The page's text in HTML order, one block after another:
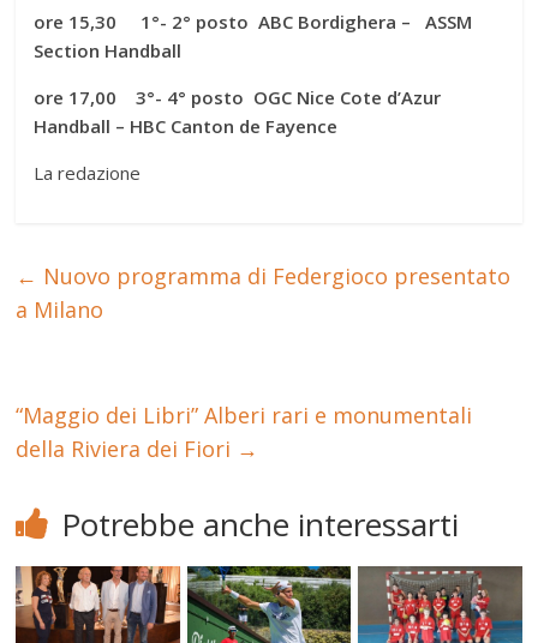
ore 15,30 1°- 2° posto ABC Bordighera – ASSM
Section Handball
ore 17,00 3°- 4° posto OGC Nice Cote d’Azur
Handball – HBC Canton de Fayence
La redazione
← Nuovo programma di Federgioco presentato
a Milano
“Maggio dei Libri” Alberi rari e monumentali
della Riviera dei Fiori →
Potrebbe anche interessarti